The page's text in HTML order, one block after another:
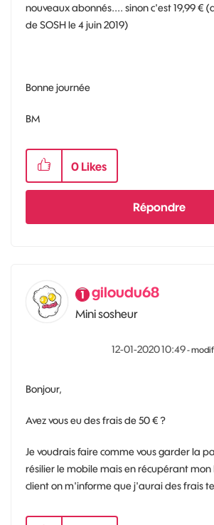
nouveaux abonnés.... sinon c'est 19,99 €
de SOSH le 4 juin 2019)
Bonne journée
BM
0 Likes
Répondre
giloudu68
Mini sosheur
‎12-01-202010:49-
Bonjour,
Avez vous eu des frais de 50 € ?
Je voudrais faire comme vous garder la
résilier le mobile mais en récupérant mon
client on m'informe que j'aurai des frais